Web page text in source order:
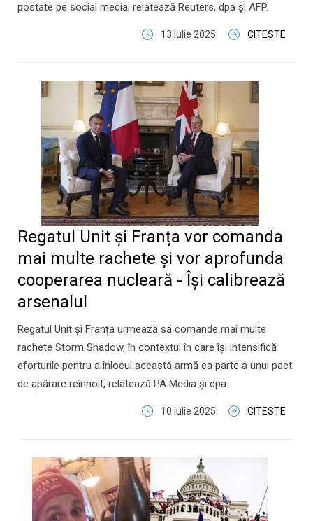
postate pe social media, relatează Reuters, dpa și AFP.
13 Iulie 2025 CITESTE
Regatul Unit și Franța vor comanda
mai multe rachete și vor aprofunda
cooperarea nucleară - Își calibrează
arsenalul
Regatul Unit și Franța urmează să comande mai multe
rachete Storm Shadow, în contextul în care își intensifică
eforturile pentru a înlocui această armă ca parte a unui pact
de apărare reînnoit, relatează PA Media și dpa.
10 Iulie 2025 CITESTE